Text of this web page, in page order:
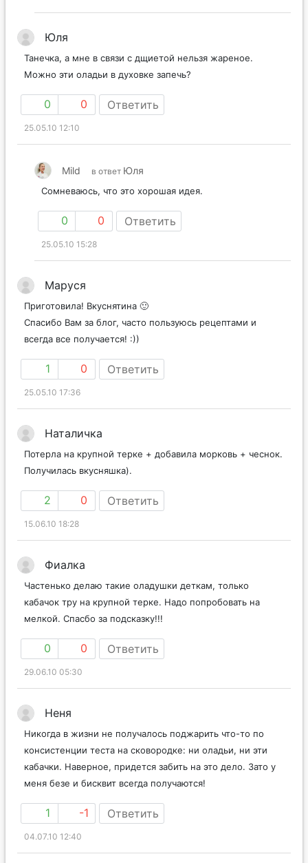
Юля
Танечка, а мне в связи с дщиетой нельзя жареное.
Можно эти оладьи в духовке запечь?
0 0 Ответить
25.05.10 12:10
Mild в ответ Юля
Сомневаюсь, что это хорошая идея.
0 0 Ответить
25.05.10 15:28
Маруся
Приготовила! Вкуснятина 🙂
Спасибо Вам за блог, часто пользуюсь рецептами и
всегда все получается! :))
1 0 Ответить
25.05.10 17:36
Наталичка
Потерла на крупной терке + добавила морковь + чеснок.
Получилась вкусняшка).
2 0 Ответить
15.06.10 18:28
Фиалка
Частенько делаю такие оладушки деткам, только
кабачок тру на крупной терке. Надо попробовать на
мелкой. Спасбо за подсказку!!!
0 0 Ответить
29.06.10 05:30
Неня
Никогда в жизни не получалось поджарить что-то по
консистенции теста на сковородке: ни оладьи, ни эти
кабачки. Наверное, придется забить на это дело. Зато у
меня безе и бисквит всегда получаются!
1 -1 Ответить
04.07.10 12:40